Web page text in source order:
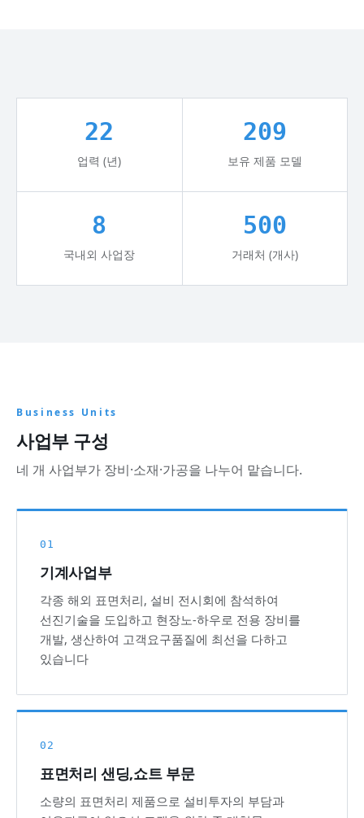
22
업력 (년)
209
보유 제품 모델
8
국내외 사업장
500
거래처 (개사)
Business Units
사업부 구성
네 개 사업부가 장비·소재·가공을 나누어 맡습니다.
01
기계사업부
각종 해외 표면처리, 설비 전시회에 참석하여
선진기술을 도입하고 현장노-하우로 전용 장비를
개발, 생산하여 고객요구품질에 최선을 다하고
있습니다
02
표면처리 샌딩,쇼트 부문
소량의 표면처리 제품으로 설비투자의 부담과